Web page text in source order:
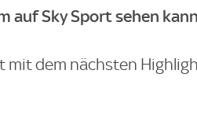
auf Sky Sport sehen
mit dem nächsten